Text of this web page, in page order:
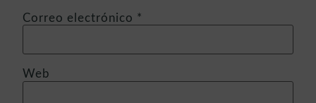
Correo electrónico *
Web